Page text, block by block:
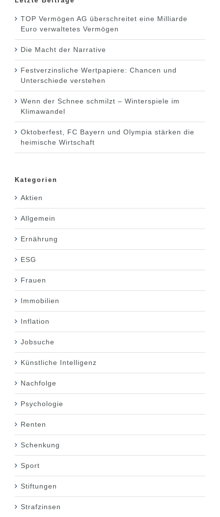
TOP Vermögen AG überschreitet eine Milliarde
Euro verwaltetes Vermögen
Die Macht der Narrative
Festverzinsliche Wertpapiere: Chancen und
Unterschiede verstehen
Wenn der Schnee schmilzt – Winterspiele im
Klimawandel
Oktoberfest, FC Bayern und Olympia stärken die
heimische Wirtschaft
Kategorien
Aktien
Allgemein
Ernährung
ESG
Frauen
Immobilien
Inflation
Jobsuche
Künstliche Intelligenz
Nachfolge
Psychologie
Renten
Schenkung
Sport
Stiftungen
Strafzinsen